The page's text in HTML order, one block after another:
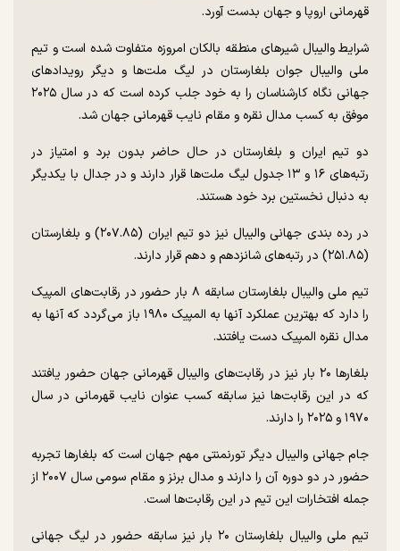
قهرمانی اروپا و جهان بدست آورد.
شرایط والیبال شیر‌های منطقه بالکان امروزه متفاوت شده است و تیم
ملی والیبال جوان بلغارستان در لیگ ملت‌ها و دیگر رویداد‌های
جهانی نگاه کارشناسان را به خود جلب کرده است که در سال ۲۰۲۵
موفق به کسب مدال نقره و مقام نایب قهرمانی جهان شد.
دو تیم ایران و بلغارستان در حال حاضر بدون برد و امتیاز در
رتبه‌های ۱۶ و ۱۳ جدول لیگ ملت‌ها قرار دارند و در جدال با یکدیگر
به دنبال نخستین برد خود هستند.
در رده بندی جهانی والیبال نیز دو تیم ایران (۲۰۷.۸۵) و بلغارستان
(۲۵۱.۸۵) در رتبه‌های شانزدهم و دهم قرار دارند.
تیم ملی والیبال بلغارستان سابقه ۸ بار حضور در رقابت‌های المپیک
را دارد که بهترین عملکرد آنها به المپیک ۱۹۸۰ باز می‌گردد که آنها به
مدال نقره المپیک دست یافتند.
بلغار‌ها ۲۰ بار نیز در رقابت‌های والیبال قهرمانی جهان حضور یافتند
که در این رقابت‌ها نیز سابقه کسب عنوان نایب قهرمانی در سال
۱۹۷۰ و ۲۰۲۵ را دارند.
جام جهانی والیبال دیگر تورنمنتی مهم جهان است که بلغار‌ها تجربه
حضور در دو دوره آن را دارند و مدال برنز و مقام سومی سال ۲۰۰۷ از
جمله افتخارات این تیم در این رقابت‌ها است.
تیم ملی والیبال بلغارستان ۲۰ بار نیز سابقه حضور در لیگ جهانی